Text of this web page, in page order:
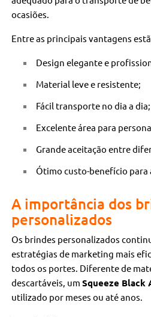
ocasiões.
Entre as principais vantagens
Design elegante e
Material leve e resistente;
Fácil transporte no dia a dia;
Excelente área para
Grande aceitação entre
Ótimo custo-benefício para
A importância dos
personalizados
Os brindes personalizados
estratégias de marketing mais
todos os portes. Diferente de
descartáveis, umSqueeze Black
utilizado por meses ou até anos.